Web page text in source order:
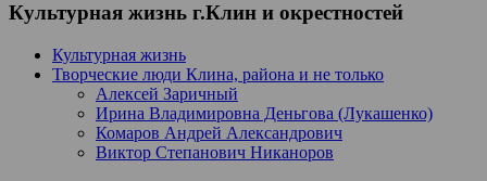
Культурная жизнь г.Клин и окрестностей
Культурная жизнь
Творческие люди Клина, района и не только
Алексей Заричный
Ирина Владимировна Деньгова (Лукашенко)
Комаров Андрей Александрович
Виктор Степанович Никаноров